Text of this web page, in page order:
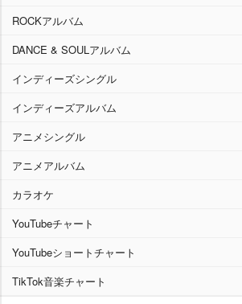
ROCKアルバム
DANCE & SOULアルバム
インディーズシングル
インディーズアルバム
アニメシングル
アニメアルバム
カラオケ
YouTubeチャート
YouTubeショートチャート
TikTok音楽チャート